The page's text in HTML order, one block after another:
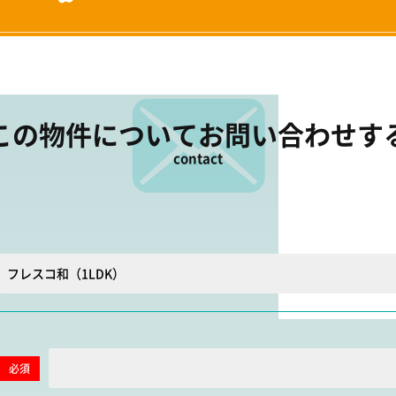
の物件についてお問い合わせす
contact
必須